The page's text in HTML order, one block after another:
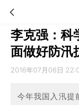
李克强：科
面做好防汛
2016年07月06日
今年我国入汛提